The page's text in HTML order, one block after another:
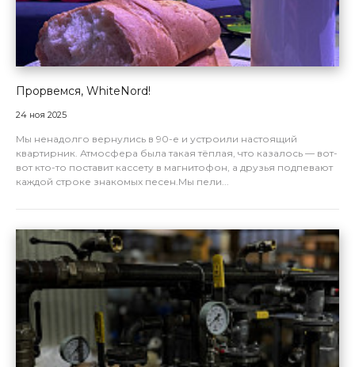
Прорвемся, WhiteNord!
24 ноя 2025
Мы ненадолго вернулись в 90-е и устроили настоящий
квартирник. Атмосфера была такая тёплая, что казалось — вот-
вот кто-то поставит кассету в магнитофон, а друзья подпевают
каждой строке знакомых песен.Мы пели...